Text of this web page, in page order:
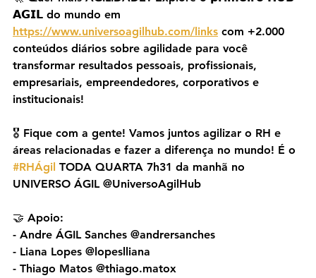
𝗔𝗚𝗜𝗟 do mundo em
https://www.universoagilhub.com/links com +2.000
conteúdos diários sobre agilidade para você
transformar resultados pessoais, profissionais,
empresariais, empreendedores, corporativos e
institucionais!
🎖️ Fique com a gente! Vamos juntos agilizar o RH e
áreas relacionadas e fazer a diferença no mundo! É o
#RHÁgil TODA QUARTA 7h31 da manhã no
UNIVERSO ÁGIL @UniversoAgilHub
🤝 Apoio:
- Andre ÁGIL Sanches @andrersanches
- Liana Lopes @lopeslliana
- Thiago Matos @thiago.matox